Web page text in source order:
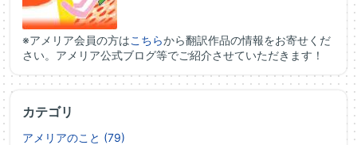
※アメリア会員の方はこちらから翻訳作品の情報をお寄せくだ
さい。アメリア公式ブログ等でご紹介させていただきます！
カテゴリ
アメリアのこと (79)